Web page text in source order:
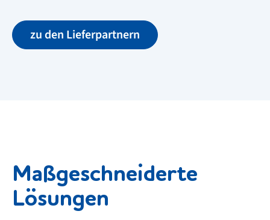
zu den Lieferpartnern
Maßgeschneiderte
Lösungen